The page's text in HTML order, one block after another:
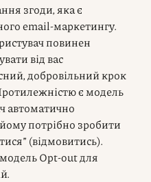
згоди, яка є
email-маркетингу.
повинен
від вас
добровільний крок
є модель
автоматично
йому потрібно зробити
(відмовитись).
Opt-out для